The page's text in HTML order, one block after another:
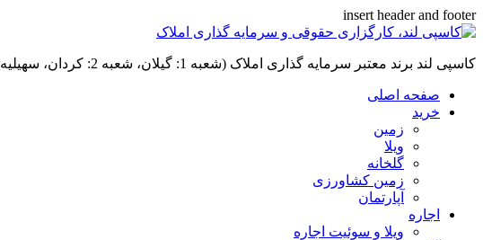
insert header and footer
کاسپی لند برند معتبر سرمایه گذاری املاک (شعبه 1: گیلان، شعبه 2: کردان، سهیلیه):خرید و فروش ،رهن و اجاره
صفحه اصلی
خرید
زمین
ویلا
گلخانه
زمین کشاورزی
آپارتمان
اجاره
ویلا و سوئیت اجاره